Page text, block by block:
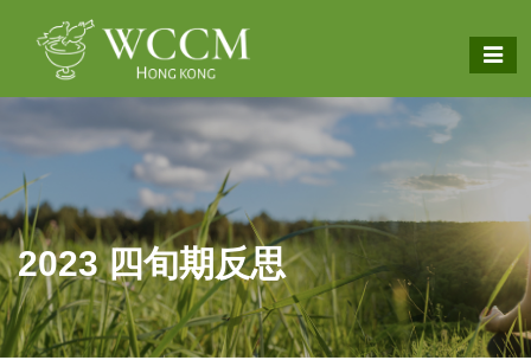
2023 四旬期反思